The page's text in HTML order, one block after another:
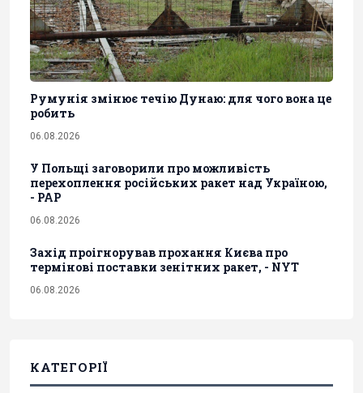
Румунія змінює течію Дунаю: для чого вона це
робить
06.08.2026
У Польщі заговорили про можливість
перехоплення російських ракет над Україною,
- PAP
06.08.2026
Захід проігнорував прохання Києва про
термінові поставки зенітних ракет, - NYT
06.08.2026
КАТЕГОРІЇ